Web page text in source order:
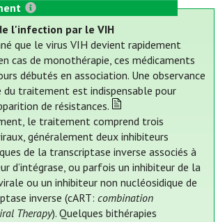
l'infection par le VIH
que le virus VIH devient rapidement
cas de monothérapie, ces médicaments
débutés en association. Une observance
du traitement est indispensable pour
de résistances.
le traitement comprend trois
généralement deux inhibiteurs
de la transcriptase inverse associés à
d’intégrase, ou parfois un inhibiteur de la
ou un inhibiteur non nucléosidique de
inverse (cART:combination
Therapy). Quelques bithérapies